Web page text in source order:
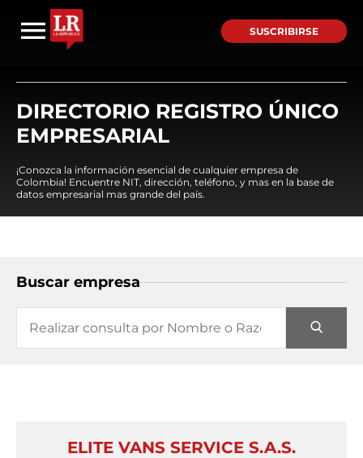
SUSCRIBIRSE
DIRECTORIO REGISTRO ÚNICO
EMPRESARIAL
¡Conozca la información esencial de cualquier empresa de
Colombia! Encuentre NIT, dirección, teléfono, y mas en la base de
datos empresarial mas grande del país.
Buscar empresa
ELITE VANS SERVICE S.A.S.